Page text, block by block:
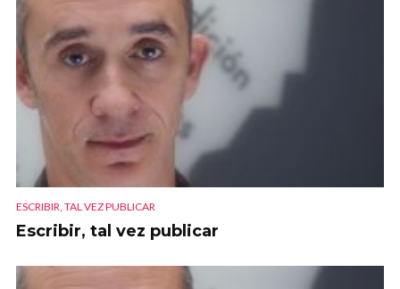
ESCRIBIR, TAL VEZ PUBLICAR
Escribir, tal vez publicar